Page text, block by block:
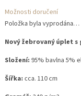
Možnosti doručení
Položka byla vyprodána…
Nový žebrovaný úplet s
Složení: 95% bavlna 5%
Šířka: cca. 110 cm